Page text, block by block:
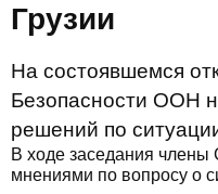
Грузии
На состоявшемся
Безопасности ООН
решений по
В ходе заседания
мнениями по вопросу о